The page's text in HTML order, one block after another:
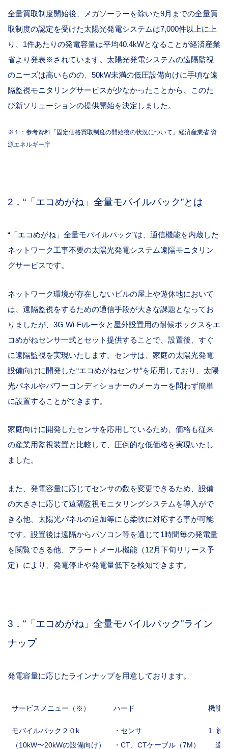
全量買取制度開始後、メガソーラーを除いた9月までの全量買
取制度の認定を受けた太陽光発電システムは7,000件以上に上
り、1件あたりの発電容量は平均40.4kWとなることが経済産業
省より発表※されています。太陽光発電システムの遠隔監視
のニーズは高いものの、50kW未満の低圧設備向けに手頃な遠
隔監視モニタリングサービスが少なかったことから、このた
び新ソリューションの提供開始を決定しました。
※１：参考資料「固定価格買取制度の開始後の状況について」経済産業省 資
源エネルギー庁
2．“「エコめがね」全量モバイルパック”とは
“「エコめがね」全量モバイルパック”は、通信機能を内蔵した
ネットワーク工事不要の太陽光発電システム遠隔モニタリン
グサービスです。
ネットワーク環境が存在しないビルの屋上や遊休地において
は、遠隔監視をするための通信手段が大きな課題となってお
りましたが、3G Wi-Fiルータと屋外設置用の耐候ボックスをエ
コめがねセンサ一式とセット提供することで、設置後、すぐ
に遠隔監視を実現いたします。センサは、家庭の太陽光発電
設備向けに開発した“エコめがねセンサ”を応用しており、太陽
光パネルやパワーコンディショナーのメーカーを問わず簡単
に設置することができます。
家庭向けに開発したセンサを応用しているため、価格も従来
の産業用監視装置と比較して、圧倒的な低価格を実現いたし
ました。
また、発電容量に応じてセンサの数を変更できるため、設備
の大きさに応じて遠隔監視モニタリングシステムを導入がで
きる他、太陽光パネルの追加等にも柔軟に対応する事が可能
です。設置後は遠隔からパソコン等を通じて1時間毎の発電量
を閲覧できる他、アラートメール機能（12月下旬リリース予
定）により、発電停止や発電量低下を検知できます。
3．“「エコめがね」全量モバイルパック”ライン
ナップ
発電容量に応じたラインナップを用意しております。
サービスメニュー（※） ハード 機能
モバイルパック２０k
（10kW〜20kWの設備向け）
・センサ
・CT、CTケーブル（7M）
1. 施
遠